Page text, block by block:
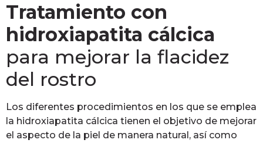
Tratamiento con
hidroxiapatita cálcica
para mejorar la flacidez
del rostro
Los diferentes procedimientos en los que se emplea
la hidroxiapatita cálcica tienen el objetivo de mejorar
el aspecto de la piel de manera natural, así como